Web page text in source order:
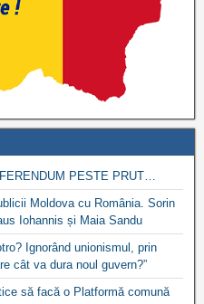
PESTE PRUT…
Moldova cu România. Sorin
Iohannis și Maia Sandu
Ignorând unionismul, prin
cât va dura noul guvern?”
să facă o Platformă comună